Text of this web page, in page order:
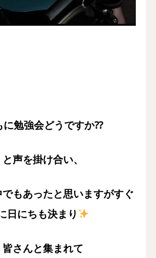
に勉強会どうですか⁇
と声を掛け合い、
もあったと思いますがすぐ
日にちも決まり
皆さんと集まれて